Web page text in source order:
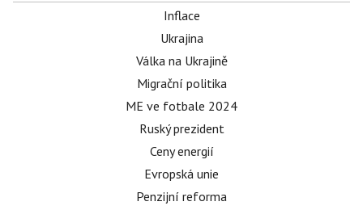
Inflace
Ukrajina
Válka na Ukrajině
Migrační politika
ME ve fotbale 2024
Ruský prezident
Ceny energií
Evropská unie
Penzijní reforma